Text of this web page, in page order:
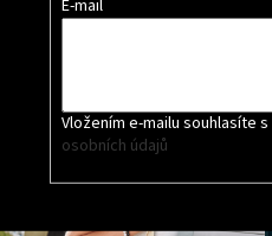
E-mail
Vložením e-mailu souhlasíte s
osobních údajů